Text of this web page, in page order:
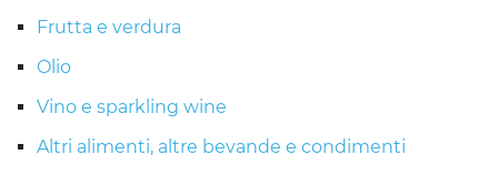
Frutta e verdura
Olio
Vino e sparkling wine
Altri alimenti, altre bevande e condimenti